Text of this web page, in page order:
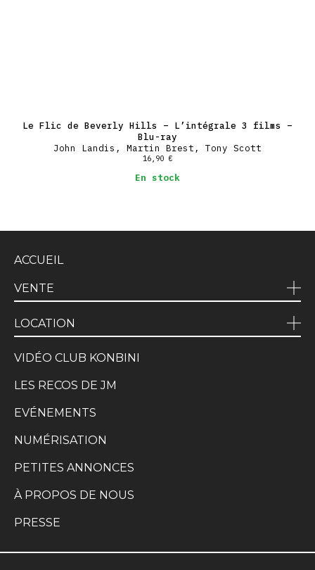
Le Flic de Beverly Hills – L’intégrale 3 films –
Blu-ray
John Landis, Martin Brest, Tony Scott
16,90 €
En stock
ACCUEIL
VENTE
LOCATION
VIDÉO CLUB KONBINI
LES RECOS DE JM
EVÉNEMENTS
NUMÉRISATION
PETITES ANNONCES
À PROPOS DE NOUS
PRESSE